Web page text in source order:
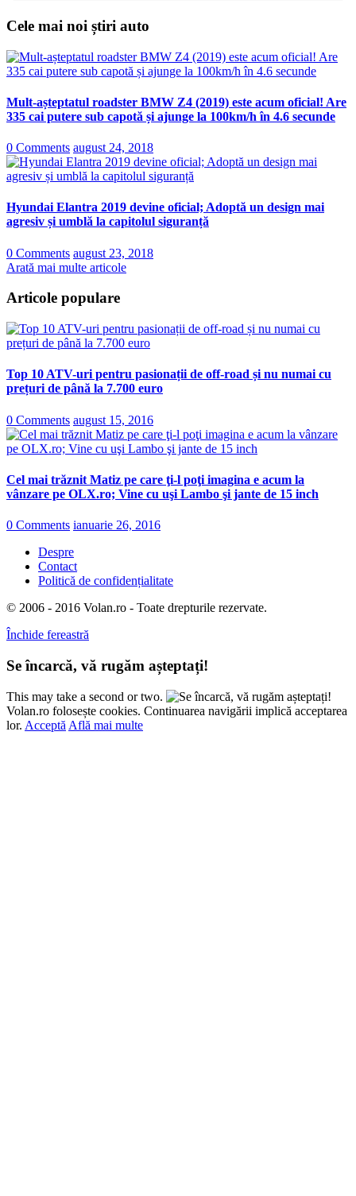
Cele mai noi știri auto
Mult-așteptatul roadster BMW Z4 (2019) este acum oficial! Are
335 cai putere sub capotă și ajunge la 100km/h în 4.6 secunde
0 Comments august 24, 2018
Hyundai Elantra 2019 devine oficial; Adoptă un design mai
agresiv și umblă la capitolul siguranță
0 Comments august 23, 2018
Arată mai multe articole
Articole populare
Top 10 ATV-uri pentru pasionații de off-road și nu numai cu
prețuri de până la 7.700 euro
0 Comments august 15, 2016
Cel mai trăznit Matiz pe care ţi-l poţi imagina e acum la
vânzare pe OLX.ro; Vine cu uşi Lambo şi jante de 15 inch
0 Comments ianuarie 26, 2016
Despre
Contact
Politică de confidențialitate
© 2006 - 2016 Volan.ro - Toate drepturile rezervate.
Închide fereastră
Se încarcă, vă rugăm așteptați!
This may take a second or two.
Volan.ro folosește cookies. Continuarea navigării implică acceptarea
lor. Acceptă Află mai multe